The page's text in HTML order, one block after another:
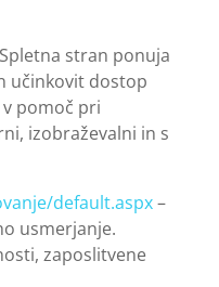
stran ponuja
učinkovit dostop
pomoč pri
izobraževalni in s
default.aspx–
usmerjanje.
zaposlitvene